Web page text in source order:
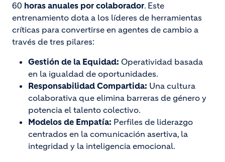
60 horas anuales por colaborador. Este
entrenamiento dota a los líderes de herramientas
críticas para convertirse en agentes de cambio a
través de tres pilares:
Gestión de la Equidad: Operatividad basada
en la igualdad de oportunidades.
Responsabilidad Compartida: Una cultura
colaborativa que elimina barreras de género y
potencia el talento colectivo.
Modelos de Empatía: Perfiles de liderazgo
centrados en la comunicación asertiva, la
integridad y la inteligencia emocional.